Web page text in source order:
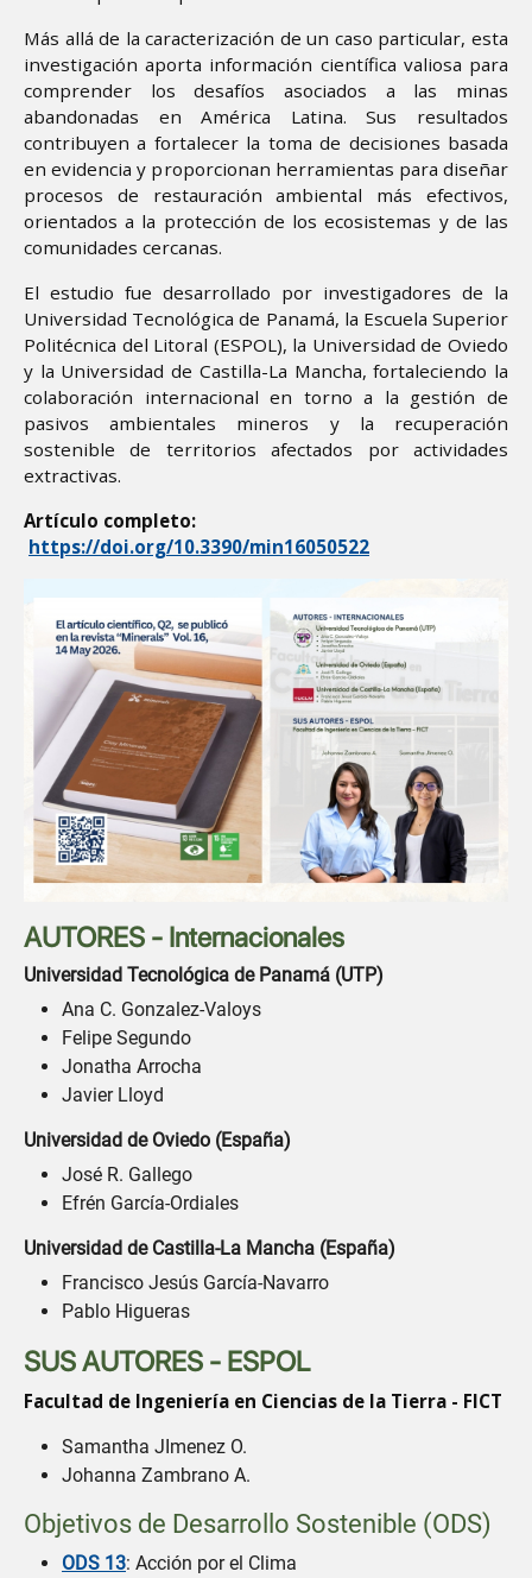
Más allá de la caracterización de un caso particular, esta
investigación aporta información científica valiosa para
comprender los desafíos asociados a las minas
abandonadas en América Latina. Sus resultados
contribuyen a fortalecer la toma de decisiones basada
en evidencia y proporcionan herramientas para diseñar
procesos de restauración ambiental más efectivos,
orientados a la protección de los ecosistemas y de las
comunidades cercanas.
El estudio fue desarrollado por investigadores de la
Universidad Tecnológica de Panamá, la Escuela Superior
Politécnica del Litoral (ESPOL), la Universidad de Oviedo
y la Universidad de Castilla-La Mancha, fortaleciendo la
colaboración internacional en torno a la gestión de
pasivos ambientales mineros y la recuperación
sostenible de territorios afectados por actividades
extractivas.
Artículo completo:
https://doi.org/10.3390/min16050522
AUTORES - Internacionales
Universidad Tecnológica de Panamá (UTP)
Ana C. Gonzalez-Valoys
Felipe Segundo
Jonatha Arrocha
Javier Lloyd
Universidad de Oviedo (España)
José R. Gallego
Efrén García-Ordiales
Universidad de Castilla-La Mancha (España)
Francisco Jesús García-Navarro
Pablo Higueras
SUS AUTORES - ESPOL
Facultad de Ingeniería en Ciencias de la Tierra - FICT
Samantha JImenez O.
Johanna Zambrano A.
Objetivos de Desarrollo Sostenible (ODS)
ODS 13: Acción por el Clima